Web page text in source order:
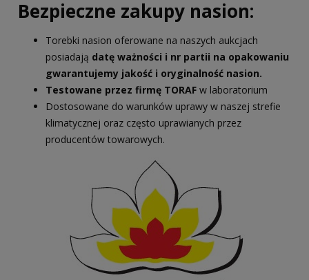
Bezpieczne zakupy nasion:
Torebki nasion oferowane na naszych aukcjach
posiadają datę ważności i nr partii na opakowaniu
gwarantujemy jakość i oryginalność nasion.
Testowane przez firmę TORAF w laboratorium
Dostosowane do warunków uprawy w naszej strefie
klimatycznej oraz często uprawianych przez
producentów towarowych.